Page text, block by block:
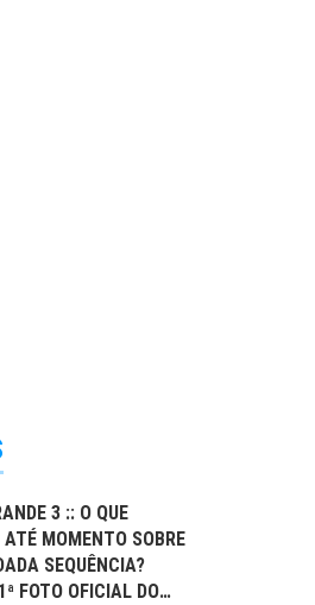
3 :: O QUE
MOMENTO SOBRE
SEQUÊNCIA?
FOTO OFICIAL DO